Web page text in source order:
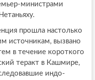
министрами
прошла настолько
источникам, вызвано
в течение короткого
теракт в Кашмире,
индо-